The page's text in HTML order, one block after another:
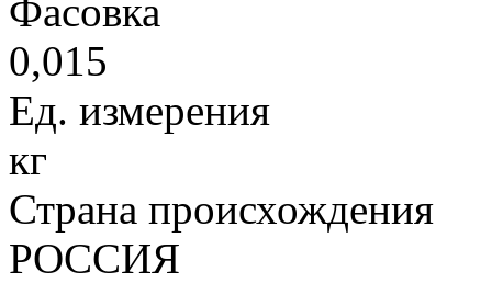
Фасовка
0,015
Ед. измерения
кг
Страна происхождения
РОССИЯ